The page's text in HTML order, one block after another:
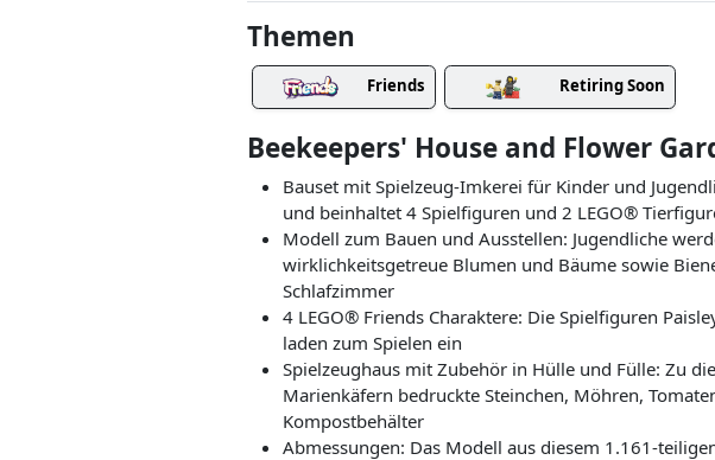
Themen
Friends Retiring Soon
Beekeepers' House and Flower
Bauset mit Spielzeug-Imkerei für Kinder und
und beinhaltet 4 Spielfiguren und 2 LEGO®
Modell zum Bauen und Ausstellen: Jugendliche
wirklichkeitsgetreue Blumen und Bäume sowie
Schlafzimmer
4 LEGO® Friends Charaktere: Die Spielfiguren
laden zum Spielen ein
Spielzeughaus mit Zubehör in Hülle und Fülle: Zu
Marienkäfern bedruckte Steinchen, Möhren,
Kompostbehälter
Abmessungen: Das Modell aus diesem 1.161-